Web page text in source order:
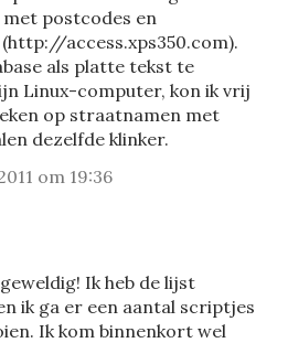
met postcodes en
access.xps350.com).
als platte tekst te
Linux-computer, kon ik vrij
op straatnamen met
dezelfde klinker.
om 19:36
Ik heb de lijst
ik ga er een aantal scriptjes
Ik kom binnenkort wel